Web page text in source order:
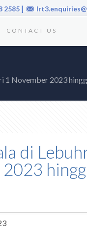
2585 |
CONTACT US
1 November 2023
di